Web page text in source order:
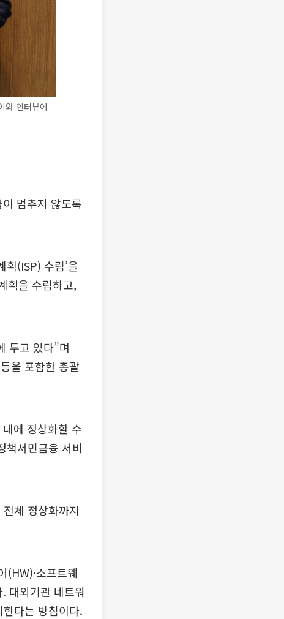
와 인터뷰에
멈추지 않도록
획(ISP) 수립’을
획을 수립하고,
두고 있다”며
을 포함한 총괄
에 정상화할 수
책서민금융 서비
체 정상화까지
(HW)·소프트웨
대외기관 네트워
다는 방침이다.